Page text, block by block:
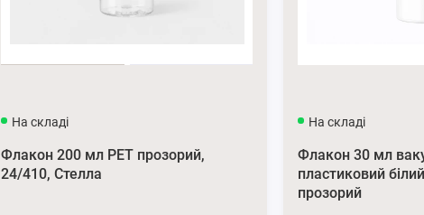
На складі
Флакон 200 мл PET прозорий,
24/410, Стелла
На складі
Флакон 30 мл
пластиковий
прозорий